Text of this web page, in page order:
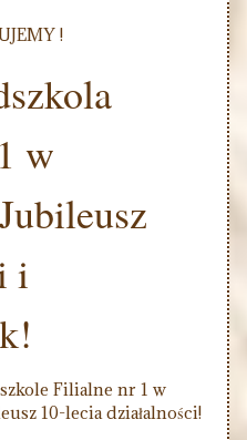
!
w
i
Filialne nr 1 w
10-lecia działalności!